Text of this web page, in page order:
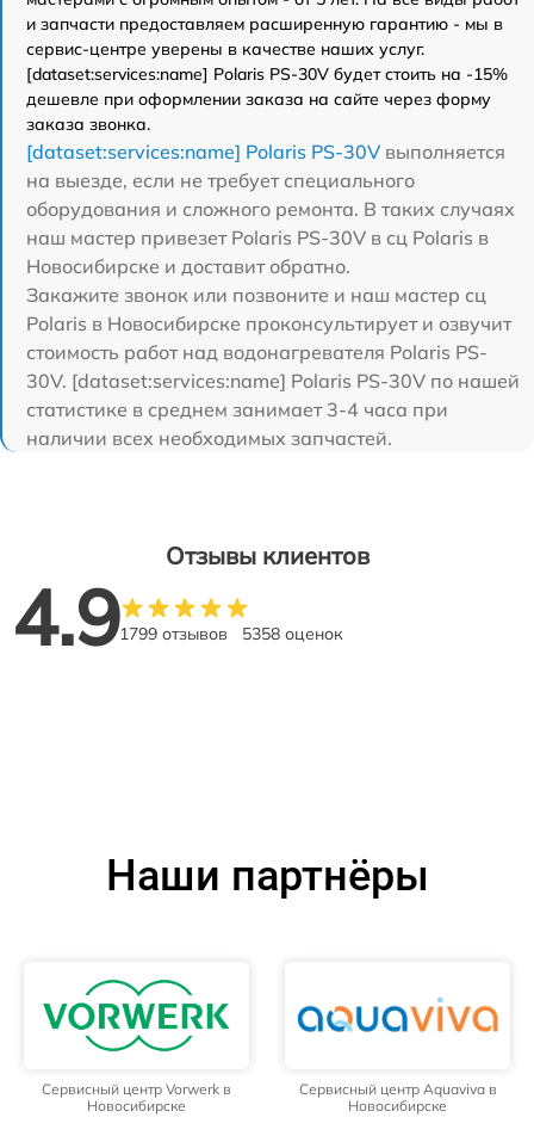
и запчасти предоставляем расширенную гарантию - мы в
сервис-центре уверены в качестве наших услуг.
[dataset:services:name] Polaris PS-30V будет стоить на -15%
дешевле при оформлении заказа на сайте через форму
заказа звонка.
[dataset:services:name] Polaris PS-30V выполняется
на выезде, если не требует специального
оборудования и сложного ремонта. В таких случаях
наш мастер привезет Polaris PS-30V в сц Polaris в
Новосибирске и доставит обратно.
Закажите звонок или позвоните и наш мастер сц
Polaris в Новосибирске проконсультирует и озвучит
стоимость работ над водонагревателя Polaris PS-
30V. [dataset:services:name] Polaris PS-30V по нашей
статистике в среднем занимает 3-4 часа при
наличии всех необходимых запчастей.
Отзывы клиентов
4.91799 отзывов 5358 оценок
Наши партнёры
Сервисный центр Vorwerk в
Новосибирске
Сервисный центр Aquaviva в
Новосибирске